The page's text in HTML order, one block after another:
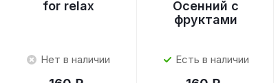
for relax
Нет в наличии
Осенний с
фруктами
Есть в наличии